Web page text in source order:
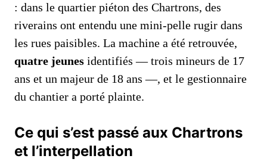
: dans le quartier piéton des Chartrons, des
riverains ont entendu une mini‑pelle rugir dans
les rues paisibles. La machine a été retrouvée,
quatre jeunes identifiés — trois mineurs de 17
ans et un majeur de 18 ans —, et le gestionnaire
du chantier a porté plainte.
Ce qui s’est passé aux Chartrons
et l’interpellation